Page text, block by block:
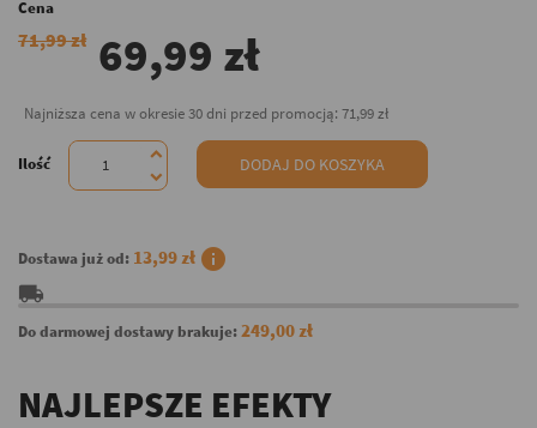
Cena
71,99 zł 69,99 zł
Najniższa cena w okresie 30 dni przed promocją: 71,99 zł
Ilość DODAJ DO KOSZYKA
Dostawa już od: 13,99 zł info
local_shipping
Do darmowej dostawy brakuje:249,00 zł
NAJLEPSZE EFEKTY